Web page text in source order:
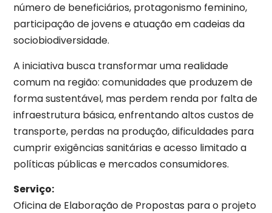
número de beneficiários, protagonismo feminino,
participação de jovens e atuação em cadeias da
sociobiodiversidade.
A iniciativa busca transformar uma realidade
comum na região: comunidades que produzem de
forma sustentável, mas perdem renda por falta de
infraestrutura básica, enfrentando altos custos de
transporte, perdas na produção, dificuldades para
cumprir exigências sanitárias e acesso limitado a
políticas públicas e mercados consumidores.
Serviço:
Oficina de Elaboração de Propostas para o projeto